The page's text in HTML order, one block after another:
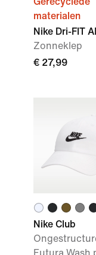
materialen
Nike Dri-FIT
Zonneklep
€ 27,99
Nike Club
Futura Wash